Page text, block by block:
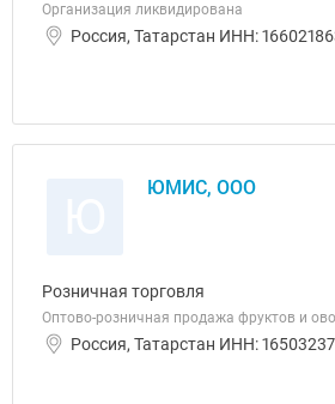
Организация ликвидирована
Россия, Татарстан ИНН:
ЮМИС, ООО
Розничная торговля
Оптово-розничная продажа фруктов и
Россия, Татарстан ИНН: